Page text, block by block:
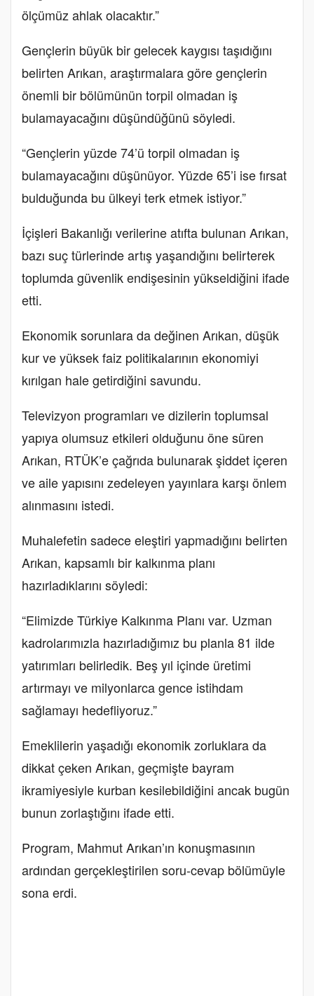
ölçümüz ahlak olacaktır.”
Gençlerin büyük bir gelecek kaygısı taşıdığını
belirten Arıkan, araştırmalara göre gençlerin
önemli bir bölümünün torpil olmadan iş
bulamayacağını düşündüğünü söyledi.
“Gençlerin yüzde 74’ü torpil olmadan iş
bulamayacağını düşünüyor. Yüzde 65’i ise fırsat
bulduğunda bu ülkeyi terk etmek istiyor.”
İçişleri Bakanlığı verilerine atıfta bulunan Arıkan,
bazı suç türlerinde artış yaşandığını belirterek
toplumda güvenlik endişesinin yükseldiğini ifade
etti.
Ekonomik sorunlara da değinen Arıkan, düşük
kur ve yüksek faiz politikalarının ekonomiyi
kırılgan hale getirdiğini savundu.
Televizyon programları ve dizilerin toplumsal
yapıya olumsuz etkileri olduğunu öne süren
Arıkan, RTÜK’e çağrıda bulunarak şiddet içeren
ve aile yapısını zedeleyen yayınlara karşı önlem
alınmasını istedi.
Muhalefetin sadece eleştiri yapmadığını belirten
Arıkan, kapsamlı bir kalkınma planı
hazırladıklarını söyledi:
“Elimizde Türkiye Kalkınma Planı var. Uzman
kadrolarımızla hazırladığımız bu planla 81 ilde
yatırımları belirledik. Beş yıl içinde üretimi
artırmayı ve milyonlarca gence istihdam
sağlamayı hedefliyoruz.”
Emeklilerin yaşadığı ekonomik zorluklara da
dikkat çeken Arıkan, geçmişte bayram
ikramiyesiyle kurban kesilebildiğini ancak bugün
bunun zorlaştığını ifade etti.
Program, Mahmut Arıkan’ın konuşmasının
ardından gerçekleştirilen soru-cevap bölümüyle
sona erdi.